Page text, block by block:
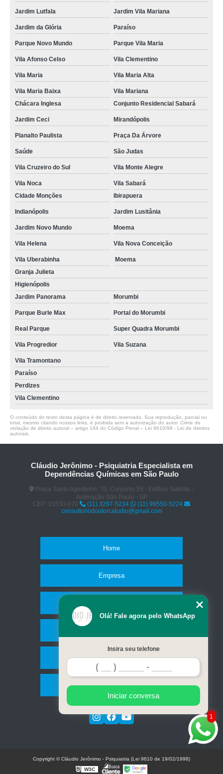
Jardim Lutfala Jardim Vila Mariana
Jardim da Glória Paraíso
Parque Novo Mundo Parque Vila Maria
Vila Afonso Celso Vila Clementino
Vila Maria Vila Maria Alta
Vila Maria Baixa
Vila Mariana
Chácara Inglesa
Conjunto Residencial Sabará
Jardim Ceci Mirandópolis
Planalto Paulista Praça Da Árvore
Saúde São Judas
Vila Cruzeiro do Sul Vila Monte Alegre
Vila Noca
Vila Sabará
Cidade Monções
Ibirapuera
Indianópolis Jardim Lusitânia
Jardim Novo Mundo Moema
Vila Helena Vila Nova Conceição
Vila Uberabinha
Moema
Granja Julieta
Higienópolis
Jardim Panorama
Morumbi
Parque Burle Max Portal do Morumbi
Real Parque Super Quadra Morumbi
Vila Progredior Vila Suzana
Vila Tramontano
Paraíso
Perdizes
Vila Clementino
O conteúdo do texto desta página é de direito reservado. Sua reprodução, parcial ou
total, mesmo citando nossos links, é proibida sem a autorização do autor. Crime de
violação de direito autoral – artigo 184 do Código Penal – Lei 9610/98 - Lei de direitos
autorais
Cláudio Jerônimo - Psiquiatria Especialista em
Dependências Químicas em São Paulo
Praça Santo Agostinho, 70, Conjunto 55 - Edifício Satélite -
Aclimação São Paulo - SP
CEP: 01533-070
(11) 3297-5234
(11) 99550-5224
consultoriodoutorcaludio@gmail.com
Home
Empresa
Contato
Mapa do site
1
Olá! Fale agora pelo WhatsApp
Insira seu telefone
Iniciar conversa
Copyright © Cláudio Jerônimo - Psiquiatria (Lei 9610 de 19/02/1998)
W3C